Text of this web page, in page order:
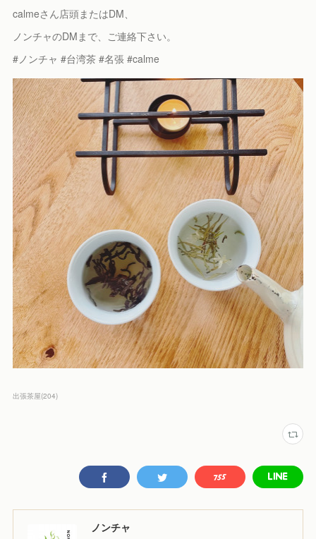
calmeさん店頭またはDM、
ノンチャのDMまで、ご連絡下さい。
#ノンチャ #台湾茶 #名張 #calme
出張茶屋(204)
ノンチャ